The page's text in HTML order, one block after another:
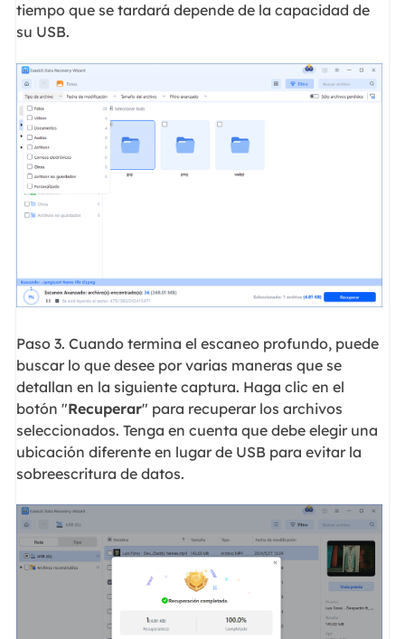
tiempo que se tardará depende de la capacidad de
su USB.
Paso 3. Cuando termina el escaneo profundo, puede
buscar lo que desee por varias maneras que se
detallan en la siguiente captura. Haga clic en el
botón "Recuperar" para recuperar los archivos
seleccionados. Tenga en cuenta que debe elegir una
ubicación diferente en lugar de USB para evitar la
sobreescritura de datos.